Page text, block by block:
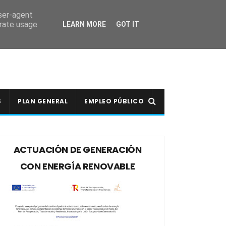
PLAN GENERAL EMPLEO PÚBLICO
ACTUACIÓN DE GENERACIÓN
CON ENERGÍA RENOVABLE
agent
usage
LEARN MORE GOT IT